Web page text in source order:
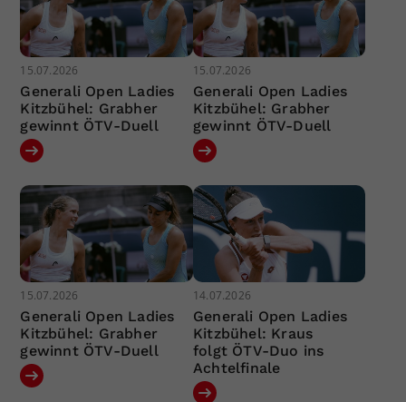
15.07.2026
Generali Open Ladies
Kitzbühel: Grabher
gewinnt ÖTV-Duell
15.07.2026
Generali Open Ladies
Kitzbühel: Grabher
gewinnt ÖTV-Duell
15.07.2026
Generali Open Ladies
Kitzbühel: Grabher
gewinnt ÖTV-Duell
14.07.2026
Generali Open Ladies
Kitzbühel: Kraus
folgt ÖTV-Duo ins
Achtelfinale